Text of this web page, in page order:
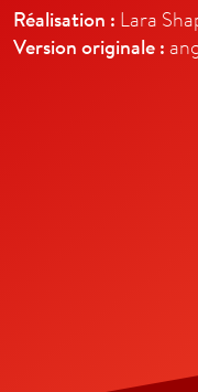
Réalisation : Lara
Version originale :